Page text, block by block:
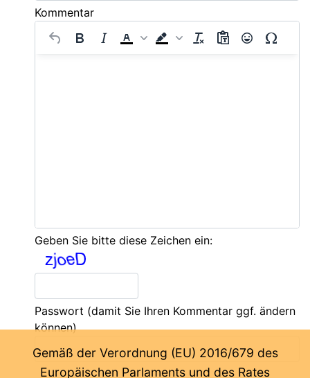
Kommentar
Geben Sie bitte diese Zeichen ein:
Passwort (damit Sie Ihren Kommentar ggf. ändern
können)
Gemäß der Verordnung (EU) 2016/679 des
Europäischen Parlaments und des Rates